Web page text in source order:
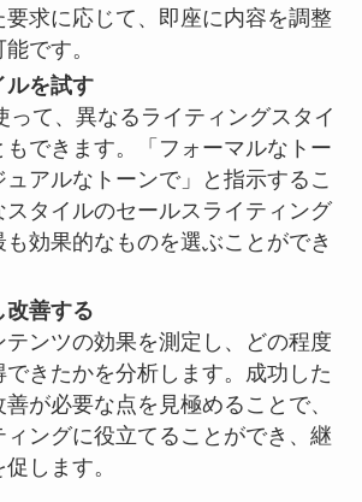
要求に応じて、即座に内容を調整
です。
ルを試す
って、異なるライティングスタイ
もできます。「フォーマルなトー
ュアルなトーンで」と指示するこ
スタイルのセールスライティング
も効果的なものを選ぶことができ
改善する
テンツの効果を測定し、どの程度
できたかを分析します。成功した
が必要な点を見極めることで、
ィングに役立てることができ、継
します。